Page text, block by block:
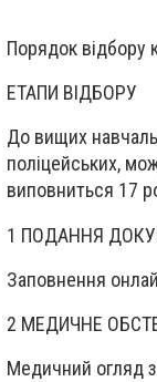
Порядок відбору
ЕТАПИ ВІДБОРУ
До вищих
поліцейських,
виповниться 17
1 ПОДАННЯ
Заповнення
2 МЕДИЧНЕ
Медичний огляд